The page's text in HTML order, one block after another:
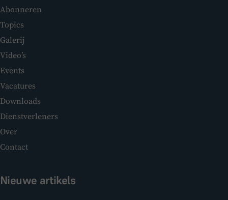
Abonneren
Topics
Galerij
Video’s
Events
Vacatures
Downloads
Dienstverleners
Over
Contact
Nieuwe artikels